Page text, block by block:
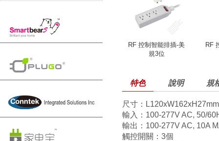
RF 控制智能排插-美
規3位
RF
特色 說明 規
尺寸：L120xW162xH27mm
輸入：100-277V AC, 50/
輸出：100-277V AC, 10A
觸控開關：3個